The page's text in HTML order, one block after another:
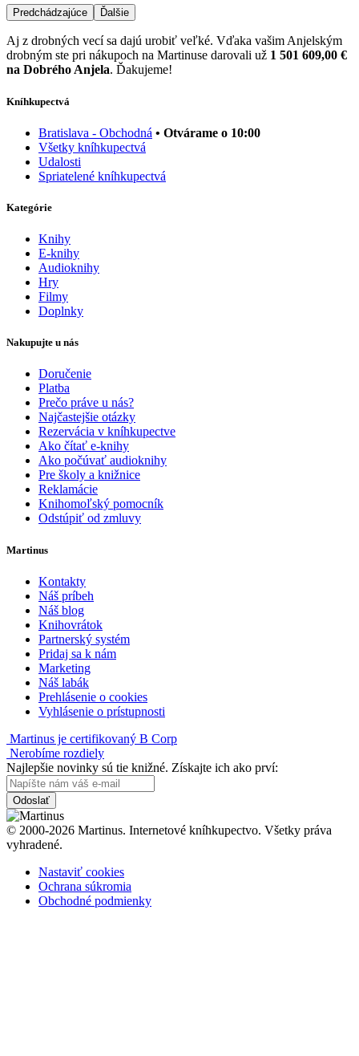
Predchádzajúce Ďalšie
Aj z drobných vecí sa dajú urobiť veľké. Vďaka vašim Anjelským
drobným ste pri nákupoch na Martinuse darovali už 1 501 609,00 €
na Dobrého Anjela. Ďakujeme!
Kníhkupectvá
Bratislava - Obchodná • Otvárame o 10:00
Všetky kníhkupectvá
Udalosti
Spriatelené kníhkupectvá
Kategórie
Knihy
E-knihy
Audioknihy
Hry
Filmy
Doplnky
Nakupujte u nás
Doručenie
Platba
Prečo práve u nás?
Najčastejšie otázky
Rezervácia v kníhkupectve
Ako čítať e-knihy
Ako počúvať audioknihy
Pre školy a knižnice
Reklamácie
Knihomoľský pomocník
Odstúpiť od zmluvy
Martinus
Kontakty
Náš príbeh
Náš blog
Knihovrátok
Partnerský systém
Pridaj sa k nám
Marketing
Náš labák
Prehlásenie o cookies
Vyhlásenie o prístupnosti
Martinus je certifikovaný B Corp
Nerobíme rozdiely
Najlepšie novinky sú tie knižné. Získajte ich ako prví:
Odoslať
© 2000-2026 Martinus. Internetové kníhkupectvo. Všetky práva
vyhradené.
Nastaviť cookies
Ochrana súkromia
Obchodné podmienky